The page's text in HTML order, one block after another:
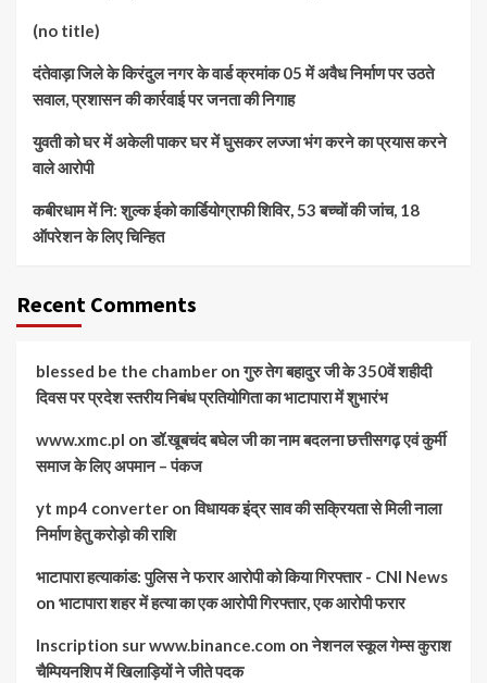
(no title)
दंतेवाड़ा जिले के किरंदुल नगर के वार्ड क्रमांक 05 में अवैध निर्माण पर उठते
सवाल, प्रशासन की कार्रवाई पर जनता की निगाह
युवती को घर में अकेली पाकर घर में घुसकर लज्जा भंग करने का प्रयास करने
वाले आरोपी
कबीरधाम में नि: शुल्क ईको कार्डियोग्राफी शिविर, 53 बच्चों की जांच, 18
ऑपरेशन के लिए चिन्हित
Recent Comments
blessed be the chamber onगुरु तेग बहादुर जी के 350वें शहीदी
दिवस पर प्रदेश स्तरीय निबंध प्रतियोगिता का भाटापारा में शुभारंभ
www.xmc.pl onडॉ.खूबचंद बघेल जी का नाम बदलना छत्तीसगढ़ एवं कुर्मी
समाज के लिए अपमान – पंकज
yt mp4 converter onविधायक इंद्र साव की सक्रियता से मिली नाला
निर्माण हेतु करोड़ो की राशि
भाटापारा हत्याकांड: पुलिस ने फरार आरोपी को किया गिरफ्तार - CNI News
on भाटापारा शहर में हत्या का एक आरोपी गिरफ्तार, एक आरोपी फरार
Inscription sur www.binance.com onनेशनल स्कूल गेम्स कुराश
चैम्पियनशिप में खिलाड़ियों ने जीते पदक